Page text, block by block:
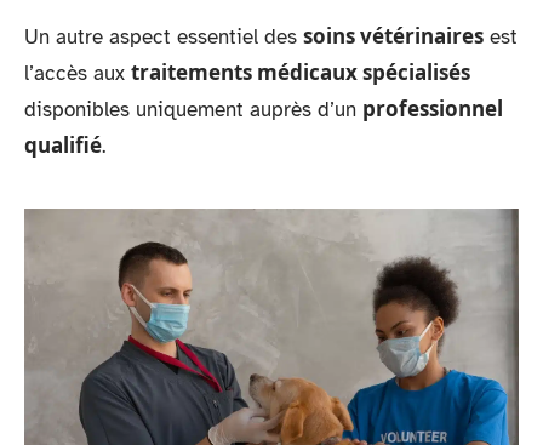
Un autre aspect essentiel des soins vétérinaires est
l’accès aux traitements médicaux spécialisés
disponibles uniquement auprès d’un professionnel
qualifié.